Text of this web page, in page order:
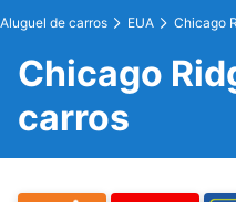
Aluguel de carros EUA Chicago
Chicago
carros